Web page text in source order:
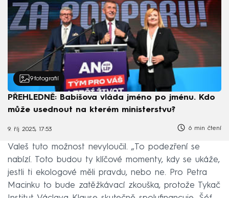
9 fotografií
PŘEHLEDNĚ: Babišova vláda jméno po jménu. Kdo
může usednout na kterém ministerstvu?
9. říj 2025, 17:53 6 min čtení
Valeš tuto možnost nevyloučil. „To podezření se
nabízí. Toto budou ty klíčové momenty, kdy se ukáže,
jestli ti ekologové měli pravdu, nebo ne. Pro Petra
Macinku to bude zatěžkávací zkouška, protože Tykač